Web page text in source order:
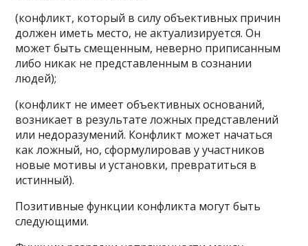
(конфликт, который в силу объективных причин
должен иметь место, не актуализируется. Он
может быть смещенным, неверно приписанным
либо никак не представленным в сознании
людей);
(конфликт не имеет объективных оснований,
возникает в результате ложных представлений
или недоразумений. Конфликт может начаться
как ложный, но, сформулировав у участников
новые мотивы и установки, превратиться в
истинный).
Позитивные функции конфликта могут быть
следующими.